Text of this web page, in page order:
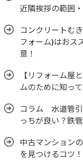
近隣挨拶の範囲
コンクリートむ
フォーム)はおス
意！
【リフォーム屋
ムのために知っ
コラム 水道管引
っちが良い？鉄
中古マンション
を見つけるコツ！